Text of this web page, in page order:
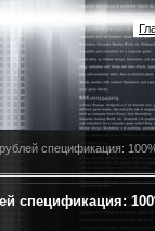
спецификация:
спецификация: